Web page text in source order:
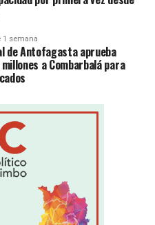
1 semana
de Antofagasta aprueba
a Combarbalá para